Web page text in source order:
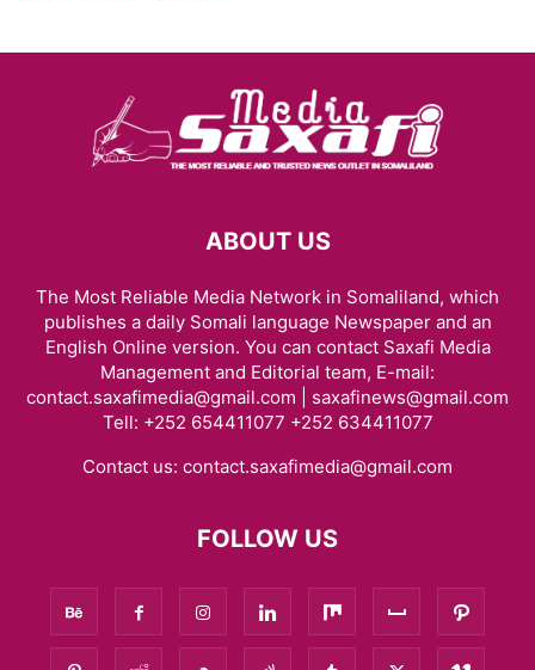
ABOUT US
The Most Reliable Media Network in Somaliland, which
publishes a daily Somali language Newspaper and an
English Online version. You can contact Saxafi Media
Management and Editorial team, E-mail:
contact.saxafimedia@gmail.com | saxafinews@gmail.com
Tell: +252 654411077 +252 634411077
Contact us: contact.saxafimedia@gmail.com
FOLLOW US